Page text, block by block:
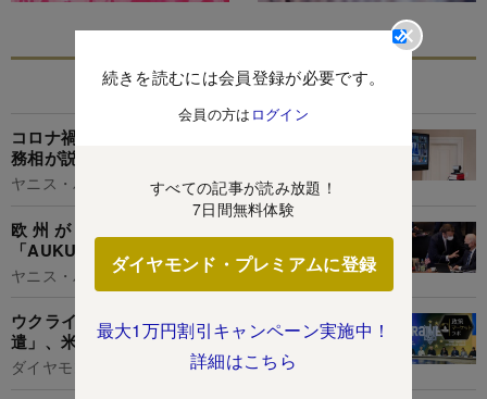
続きを読むには会員登録が必要です。
会員の方は ログイン
すべての記事が読み放題！
7日間無料体験
ダイヤモンド・プレミアムに登録
最大1万円割引キャンペーン実施中！
詳細はこちら
あなたにおすすめ
コロナ禍の欧州に「連帯」は不要、ギリシャ元財
務相が説く真の分断回避策
ヤニス・バルファキス
欧州が米国から屈辱を受け続ける訳、
「AUKUS」騒動の自業自得
ヤニス・バルファキス
ウクライナ停戦の現実解は「欧州停戦監視軍の派
遣」、米ロ交渉に危機感抱く欧州の本気
ダイヤモンド編集部,西井泰之